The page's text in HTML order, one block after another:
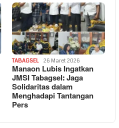
TABAGSEL 26 Maret 2026
Manaon Lubis Ingatkan
JMSI Tabagsel: Jaga
Solidaritas dalam
Menghadapi Tantangan
Pers